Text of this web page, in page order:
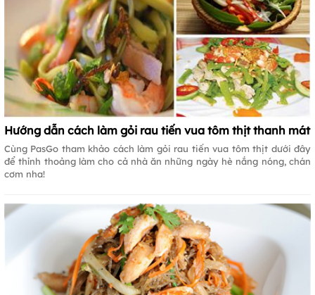
Hướng dẫn cách làm gỏi rau tiến vua tôm thịt thanh mát
Cùng PasGo tham khảo cách làm gỏi rau tiến vua tôm thịt dưới đây
để thỉnh thoảng làm cho cả nhà ăn những ngày hè nắng nóng, chán
cơm nha!